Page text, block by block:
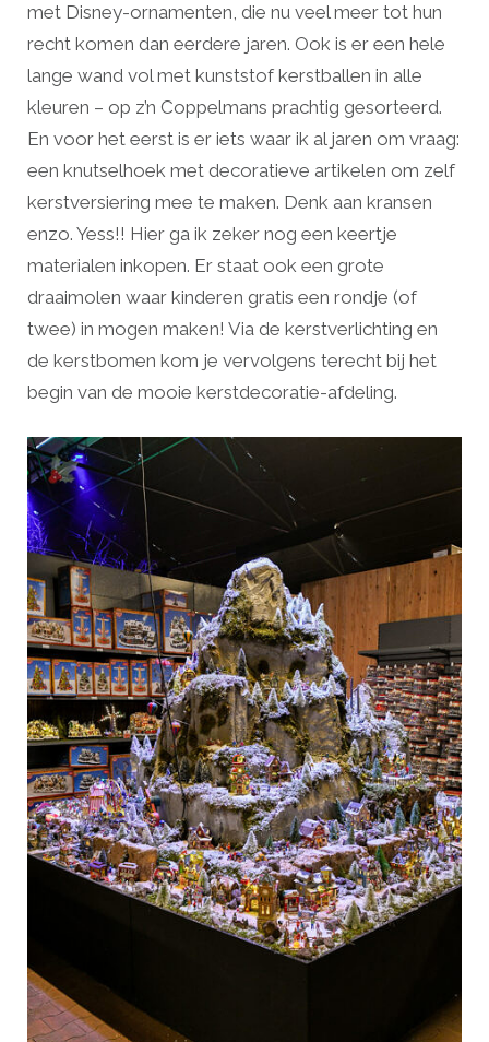
met Disney-ornamenten, die nu veel meer tot hun
recht komen dan eerdere jaren. Ook is er een hele
lange wand vol met kunststof kerstballen in alle
kleuren – op z’n Coppelmans prachtig gesorteerd.
En voor het eerst is er iets waar ik al jaren om vraag:
een knutselhoek met decoratieve artikelen om zelf
kerstversiering mee te maken. Denk aan kransen
enzo. Yess!! Hier ga ik zeker nog een keertje
materialen inkopen. Er staat ook een grote
draaimolen waar kinderen gratis een rondje (of
twee) in mogen maken! Via de kerstverlichting en
de kerstbomen kom je vervolgens terecht bij het
begin van de mooie kerstdecoratie-afdeling.